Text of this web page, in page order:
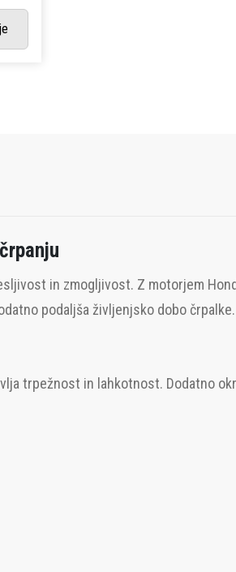
in zmogljivost. Z motorjem
podaljša življenjsko dobo črpalke.
trpežnost in lahkotnost. Dodatno